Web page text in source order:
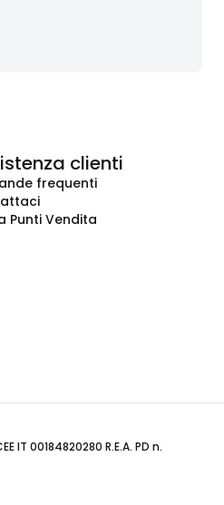
clienti
frequenti
Punti Vendita
IT 00184820280 R.E.A. PD n.